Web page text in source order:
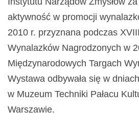
aktywność w promocji
2010 r. przyznana podczas
Wynalazków Nagrodzonych w
Międzynarodowych Targach
Wystawa odbywała się w
w Muzeum Techniki Pałacu
Warszawie.